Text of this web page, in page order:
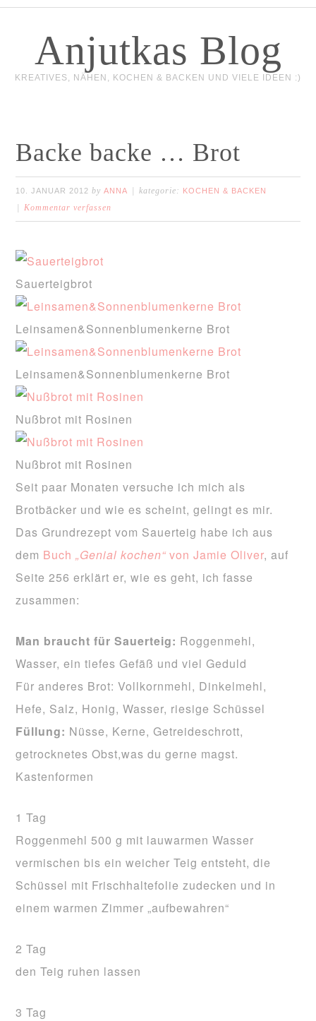
Anjutkas Blog
KREATIVES, NÄHEN, KOCHEN & BACKEN UND VIELE IDEEN :)
Backe backe … Brot
10. JANUAR 2012 byANNA kategorie: KOCHEN & BACKEN
Kommentar verfassen
Sauerteigbrot
Leinsamen&Sonnenblumenkerne Brot
Leinsamen&Sonnenblumenkerne Brot
Nußbrot mit Rosinen
Nußbrot mit Rosinen
Seit paar Monaten versuche ich mich als
Brotbäcker und wie es scheint, gelingt es mir.
Das Grundrezept vom Sauerteig habe ich aus
dem Buch„Genial kochen“ von Jamie Oliver, auf
Seite 256 erklärt er, wie es geht, ich fasse
zusammen:
Man braucht für Sauerteig: Roggenmehl,
Wasser, ein tiefes Gefäß und viel Geduld
Für anderes Brot: Vollkornmehl, Dinkelmehl,
Hefe, Salz, Honig, Wasser, riesige Schüssel
Füllung: Nüsse, Kerne, Getreideschrott,
getrocknetes Obst,was du gerne magst.
Kastenformen
1 Tag
Roggenmehl 500 g mit lauwarmen Wasser
vermischen bis ein weicher Teig entsteht, die
Schüssel mit Frischhaltefolie zudecken und in
einem warmen Zimmer „aufbewahren“
2 Tag
den Teig ruhen lassen
3 Tag